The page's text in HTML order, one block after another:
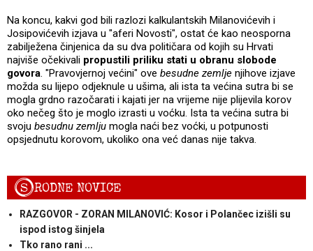
Na koncu, kakvi god bili razlozi kalkulantskih Milanovićevih i
Josipovićevih izjava u "aferi Novosti", ostat će kao neosporna
zabilježena činjenica da su dva političara od kojih su Hrvati
najviše očekivali propustili priliku stati u obranu slobode
govora. "Pravovjernoj većini" ove besudne zemlje njihove izjave
možda su lijepo odjeknule u ušima, ali ista ta većina sutra bi se
mogla grdno razočarati i kajati jer na vrijeme nije plijevila korov
oko nečeg što je moglo izrasti u voćku. Ista ta većina sutra bi
svoju besudnu zemlju mogla naći bez voćki, u potpunosti
opsjednutu korovom, ukoliko ona već danas nije takva.
SRODNE NOVICE
RAZGOVOR - ZORAN MILANOVIĆ: Kosor i Polančec izišli su
ispod istog šinjela
Tko rano rani ...